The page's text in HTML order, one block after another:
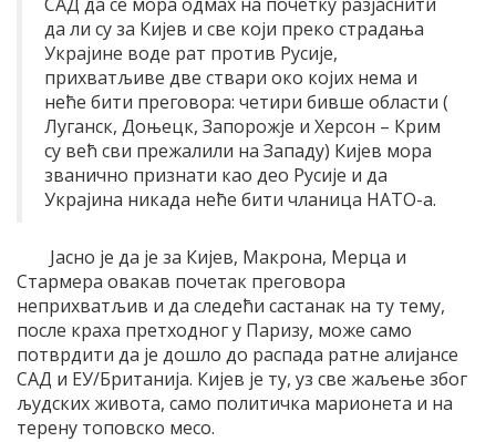
да ли су за Кијев и све који преко страдања
Украјине воде рат против Русије,
прихватљиве две ствари око којих нема и
неће бити преговора: четири бивше области (
Луганск, Доњецк, Запорожје и Херсон – Крим
су већ сви прежалили на Западу) Кијев мора
званично признати као део Русије и да
Украјина никада неће бити чланица НАТО-а.
Јасно је да је за Кијев, Макрона, Мерца и
Стармера овакав почетак преговора
неприхватљив и да следећи састанак на ту тему,
после краха претходног у Паризу, може само
потврдити да је дошло до распада ратне алијансе
САД и ЕУ/Британија. Кијев је ту, уз све жаљење због
људских живота, само политичка марионета и на
терену топовско месо.